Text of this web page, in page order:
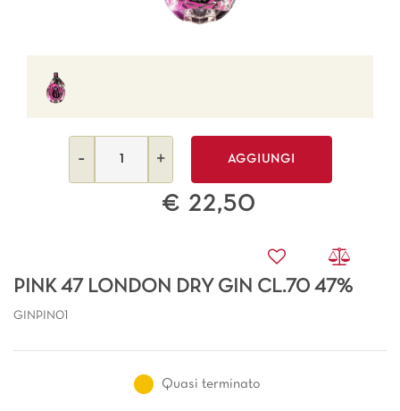
AGGIUNGI
€ 22,50
PINK 47 LONDON DRY GIN CL.70 47%
GINPIN01
Quasi terminato